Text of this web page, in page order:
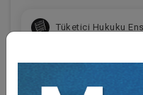
Tüketici Hukuku